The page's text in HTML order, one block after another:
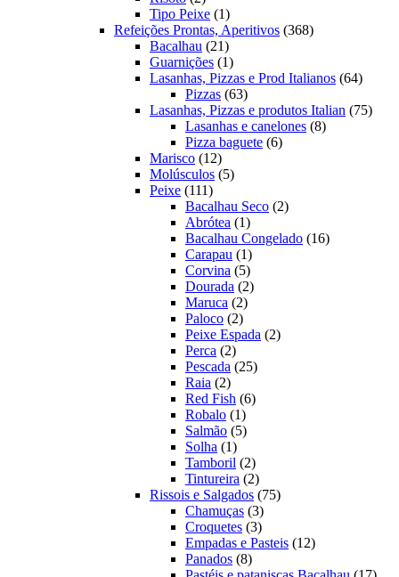
produtos
Tipo Peixe 11
produto
Refeições Prontas, Aperitivos 368368
Bacalhau 2121
produtos
Guarnições 11
produto
Lasanhas, Pizzas e Prod Italianos 6464
Pizzas 6363
produtos
Lasanhas, Pizzas e produtos Italian 7575
Lasanhas e canelones 88
Pizza baguete 66
Marisco 1212
produtos
Molúsculos 55
Peixe 111111
produtos
Bacalhau Seco 22
Abrótea 11
produto
Bacalhau Congelado 1616
Carapau 11
produto
Corvina 55
produtos
Dourada 22
Maruca 22
produtos
Paloco 22
produtos
Peixe Espada 22
Perca 22
produtos
Pescada 2525
Raia 22
produtos
Red Fish 66
Robalo 11
produto
Salmão 55
Solha 11
produto
Tamboril 22
produtos
Tintureira 22
produtos
Rissois e Salgados 7575
Chamuças 33
produtos
Croquetes 33
produtos
Empadas e Pasteis 1212
Panados 88